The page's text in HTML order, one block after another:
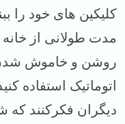
کلیکین های خود را
مدت طولانی از خانه
روشن و خاموش شدن
اتوماتیک استفاده
دیگران فکرکنند که